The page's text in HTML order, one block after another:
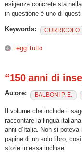
esigenze concrete sta
in questione è uno di
Keywords: CURRICOLO
Leggi tutto
“150 anni di
Autore: BALBONI P. E.
Il volume che include il
raccontare la lingua
anni d’Italia. Non si
pagine di un solo libro,
storie in essa incluse.